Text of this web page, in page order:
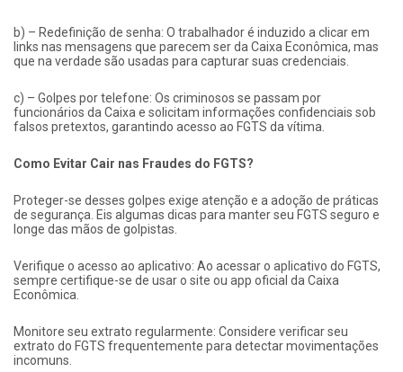
b) – Redefinição de senha: O trabalhador é induzido a clicar em
links nas mensagens que parecem ser da Caixa Econômica, mas
que na verdade são usadas para capturar suas credenciais.
c) – Golpes por telefone: Os criminosos se passam por
funcionários da Caixa e solicitam informações confidenciais sob
falsos pretextos, garantindo acesso ao FGTS da vítima.
Como Evitar Cair nas Fraudes do FGTS?
Proteger-se desses golpes exige atenção e a adoção de práticas
de segurança. Eis algumas dicas para manter seu FGTS seguro e
longe das mãos de golpistas.
Verifique o acesso ao aplicativo: Ao acessar o aplicativo do FGTS,
sempre certifique-se de usar o site ou app oficial da Caixa
Econômica.
Monitore seu extrato regularmente: Considere verificar seu
extrato do FGTS frequentemente para detectar movimentações
incomuns.